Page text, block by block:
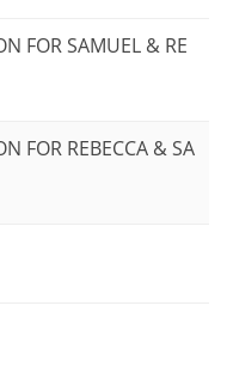
FOR SAMUEL & RE
FOR REBECCA & SA